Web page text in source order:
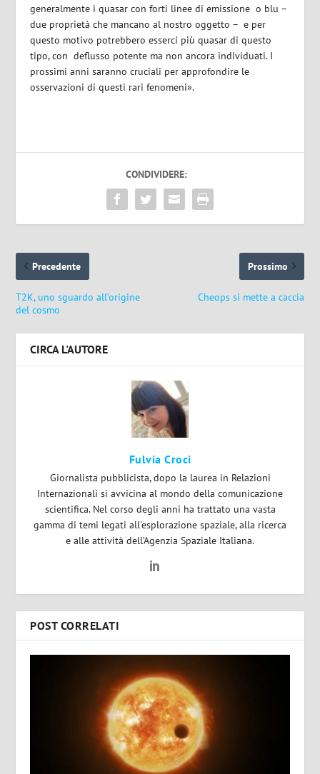
generalmente i quasar con forti linee di emissione o blu –
due proprietà che mancano al nostro oggetto – e per
questo motivo potrebbero esserci più quasar di questo
tipo, con deflusso potente ma non ancora individuati. I
prossimi anni saranno cruciali per approfondire le
osservazioni di questi rari fenomeni».
CONDIVIDERE:
Precedente
T2K, uno sguardo all’origine
del cosmo
Prossimo
Cheops si mette a caccia
CIRCA L'AUTORE
Fulvia Croci
Giornalista pubblicista, dopo la laurea in Relazioni
Internazionali si avvicina al mondo della comunicazione
scientifica. Nel corso degli anni ha trattato una vasta
gamma di temi legati all'esplorazione spaziale, alla ricerca
e alle attività dell’Agenzia Spaziale Italiana.
POST CORRELATI